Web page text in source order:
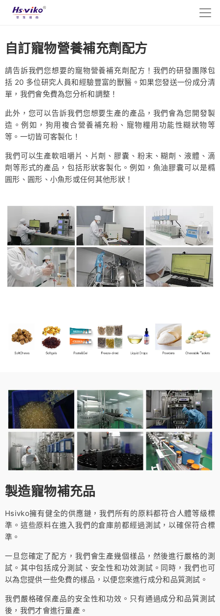
自訂寵物營養補充劑配方
請告訴我們您想要的寵物營養補充劑配方！我們的研發團隊包
括 20 多位研究人員和經驗豐富的獸醫。如果您發送一份成分清
單，我們會免費為您分析和調整！
此外，您可以告訴我們您想要生產的產品，我們會為您開發製
造。例如，狗用複合營養補充粉、寵物糧用功能性糊狀物等
等。一切皆可客製化！
我們可以生產軟咀嚼片、片劑、膠囊、粉末、糊劑、液體、滴
劑等形式的產品，包括形狀客製化。例如，魚油膠囊可以是橢
圓形、圓形、小魚形或任何其他形狀！
製造寵物補充品
Hsivko擁有健全的供應鏈，我們所有的原料都符合人體等級標
準。這些原料在進入我們的倉庫前都經過測試，以確保符合標
準。
一旦您確定了配方，我們會生產幾個樣品，然後進行嚴格的測
試。其中包括成分測試、安全性和功效測試。同時，我們也可
以為您提供一些免費的樣品，以便您來進行成分和品質測試。
我們嚴格確保產品的安全性和功效。只有通過成分和品質測試
後，我們才會進行量產。